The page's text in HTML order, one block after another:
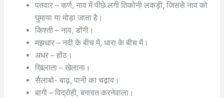
पतवार – कर्ण, नाव में पीछे लगी तिकोनी लकड़ी, जिससे नाव को
घुमाया या मोड़ा जाता है।
किश्ती – नाव, डोंगी।
मझधार – नदी के बीच में, धारा के बीच में।
अधर – होंठ।
खिलाता – खेलाना।
सैलाबो- बाढ़, पानी का चढ़ाव।
बागी – विद्रोही, बगावत करनेवाला।